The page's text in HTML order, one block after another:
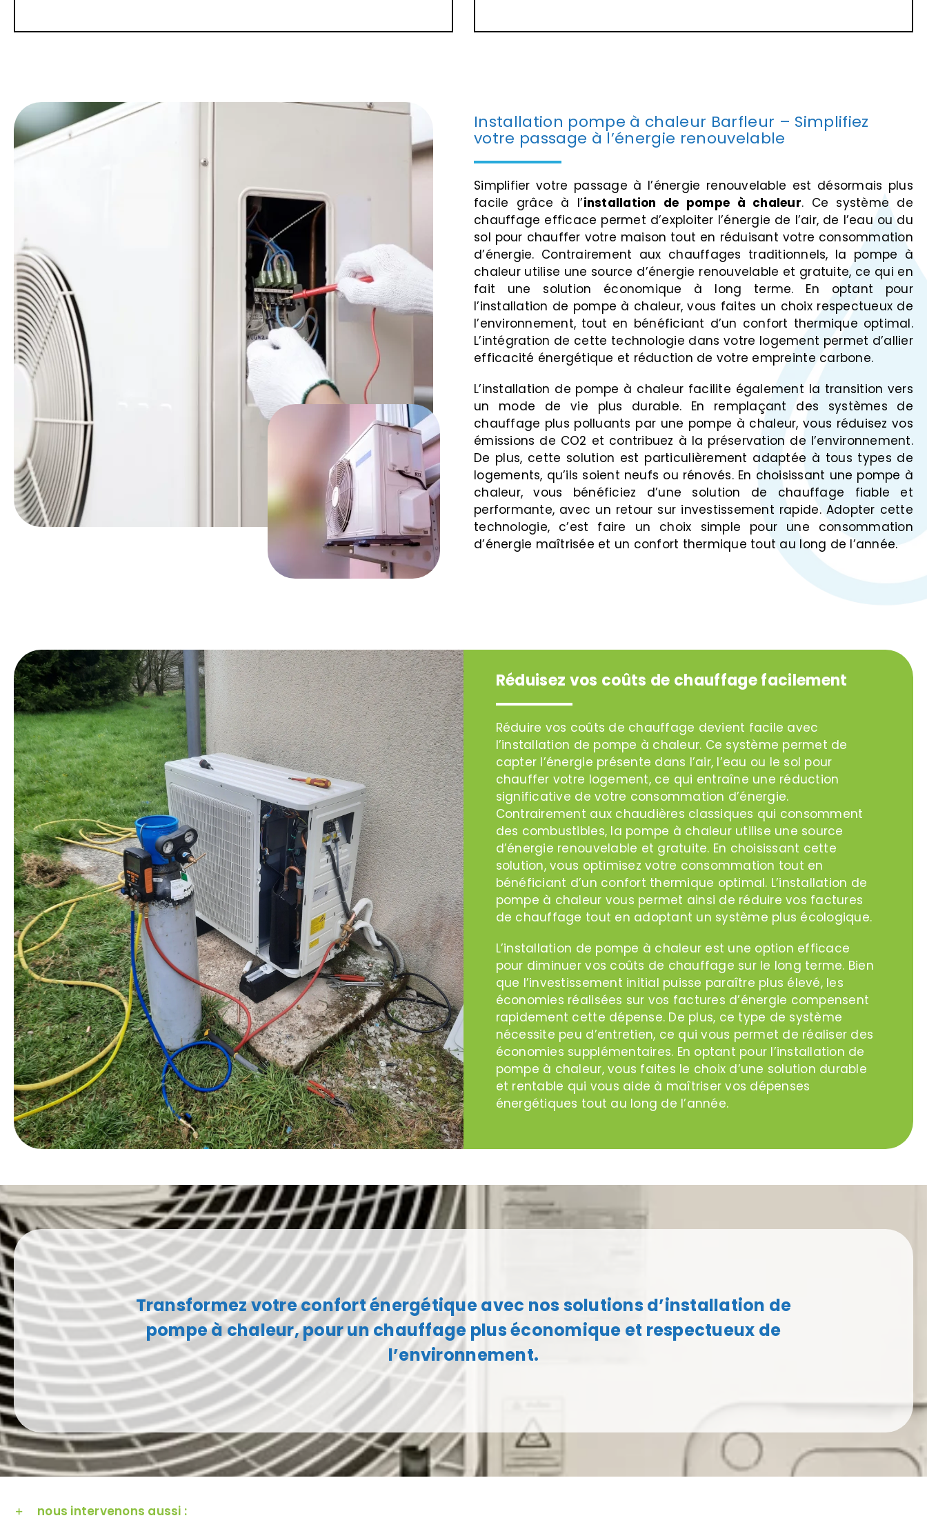
Installation pompe à chaleur Barfleur – Simplifiez
votre passage à l’énergie renouvelable
Simplifier votre passage à l’énergie renouvelable est désormais plus
facile grâce à l’installation de pompe à chaleur. Ce système de
chauffage efficace permet d’exploiter l’énergie de l’air, de l’eau ou du
sol pour chauffer votre maison tout en réduisant votre consommation
d’énergie. Contrairement aux chauffages traditionnels, la pompe à
chaleur utilise une source d’énergie renouvelable et gratuite, ce qui en
fait une solution économique à long terme. En optant pour
l’installation de pompe à chaleur, vous faites un choix respectueux de
l’environnement, tout en bénéficiant d’un confort thermique optimal.
L’intégration de cette technologie dans votre logement permet d’allier
efficacité énergétique et réduction de votre empreinte carbone.
L’installation de pompe à chaleur facilite également la transition vers
un mode de vie plus durable. En remplaçant des systèmes de
chauffage plus polluants par une pompe à chaleur, vous réduisez vos
émissions de CO2 et contribuez à la préservation de l’environnement.
De plus, cette solution est particulièrement adaptée à tous types de
logements, qu’ils soient neufs ou rénovés. En choisissant une pompe à
chaleur, vous bénéficiez d’une solution de chauffage fiable et
performante, avec un retour sur investissement rapide. Adopter cette
technologie, c’est faire un choix simple pour une consommation
d’énergie maîtrisée et un confort thermique tout au long de l’année.
Réduisez vos coûts de chauffage facilement
Réduire vos coûts de chauffage devient facile avec
l’installation de pompe à chaleur. Ce système permet de
capter l’énergie présente dans l’air, l’eau ou le sol pour
chauffer votre logement, ce qui entraîne une réduction
significative de votre consommation d’énergie.
Contrairement aux chaudières classiques qui consomment
des combustibles, la pompe à chaleur utilise une source
d’énergie renouvelable et gratuite. En choisissant cette
solution, vous optimisez votre consommation tout en
bénéficiant d’un confort thermique optimal. L’installation de
pompe à chaleur vous permet ainsi de réduire vos factures
de chauffage tout en adoptant un système plus écologique.
L’installation de pompe à chaleur est une option efficace
pour diminuer vos coûts de chauffage sur le long terme. Bien
que l’investissement initial puisse paraître plus élevé, les
économies réalisées sur vos factures d’énergie compensent
rapidement cette dépense. De plus, ce type de système
nécessite peu d’entretien, ce qui vous permet de réaliser des
économies supplémentaires. En optant pour l’installation de
pompe à chaleur, vous faites le choix d’une solution durable
et rentable qui vous aide à maîtriser vos dépenses
énergétiques tout au long de l’année.
Transformez votre confort énergétique avec nos solutions d’installation de
pompe à chaleur, pour un chauffage plus économique et respectueux de
l’environnement.
nous intervenons aussi :